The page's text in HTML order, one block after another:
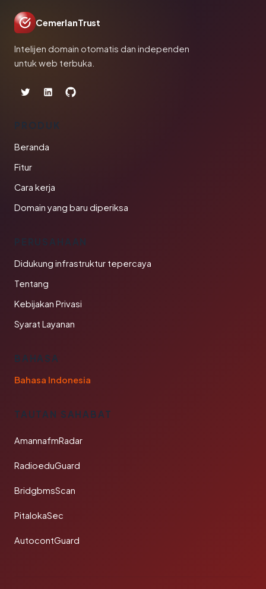
CemerlanTrust
Intelijen domain otomatis dan independen
untuk web terbuka.
PRODUK
Beranda
Fitur
Cara kerja
Domain yang baru diperiksa
PERUSAHAAN
Didukung infrastruktur tepercaya
Tentang
Kebijakan Privasi
Syarat Layanan
BAHASA
Bahasa Indonesia
TAUTAN SAHABAT
AmannafmRadar
RadioeduGuard
BridgbmsScan
PitalokaSec
AutocontGuard